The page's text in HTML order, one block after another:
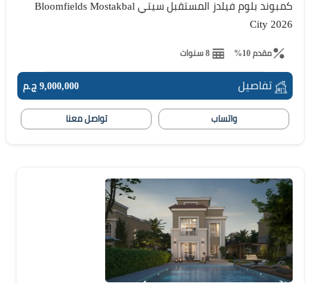
كمبوند بلوم فيلدز المستقبل سيتي Bloomfields Mostakbal
City 2026
مقدم 10% 8 سنوات
تفاصيل 9,000,000 ج.م
واتساب تواصل معنا